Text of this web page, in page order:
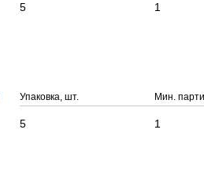
5 1
Упаковка, шт. Мин.
5 1